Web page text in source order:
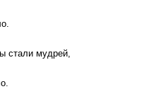
стали мудрей,